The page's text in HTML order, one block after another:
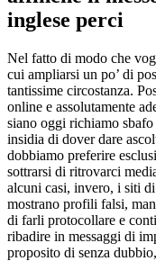
inglese perci
Nel fatto di modo che
cui ampliarsi un po’ di
tantissime circostanza.
online e assolutamente
siano oggi richiamo
insidia di dover dare
dobbiamo preferire
sottrarsi di ritrovarci
alcuni casi, invero, i siti
mostrano profili falsi,
di farli protocollare e
ribadire in messaggi di
proposito di senza